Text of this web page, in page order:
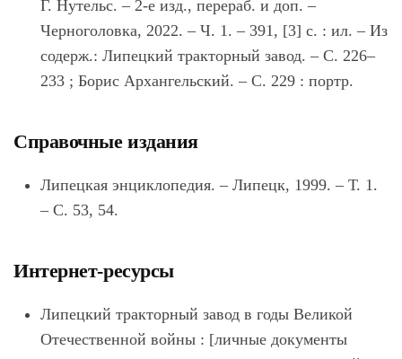
Г. Нутельс. – 2-е изд., перераб. и доп. –
Черноголовка, 2022. – Ч. 1. – 391, [3] с. : ил. – Из
содерж.: Липецкий тракторный завод. – С. 226–
233 ; Борис Архангельский. – С. 229 : портр.
Справочные издания
Липецкая энциклопедия. – Липецк, 1999. – Т. 1.
– С. 53, 54.
Интернет-ресурсы
Липецкий тракторный завод в годы Великой
Отечественной войны : [личные документы